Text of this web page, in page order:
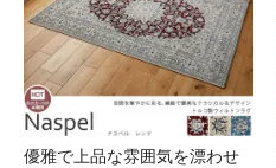
優雅で上品な雰囲気を漂わせ